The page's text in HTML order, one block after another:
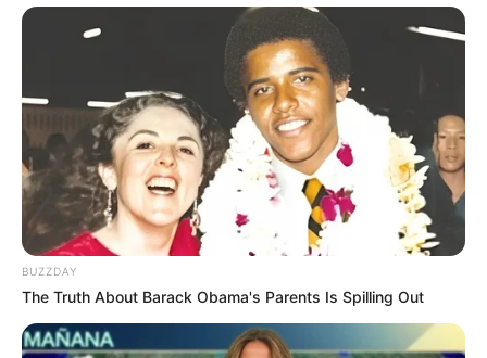
Bak Koki Handal, Inilah 10
Artis Korea yang Pandai
BUZZDAY
The Truth About Barack Obama's Parents Is Spilling Out